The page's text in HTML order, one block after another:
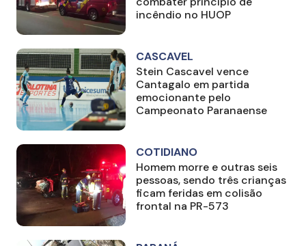
incêndio no HUOP
CASCAVEL
Stein Cascavel vence
Cantagalo em partida
emocionante pelo
Campeonato Paranaense
COTIDIANO
Homem morre e outras seis
pessoas, sendo três crianças
ficam feridas em colisão
frontal na PR-573